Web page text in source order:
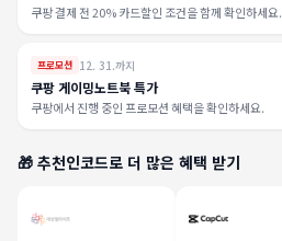
쿠팡 결제 전 20% 카드할인 조건을 함께 확인하세요.
프로모션 12. 31.까지
쿠팡 게이밍노트북 특가
쿠팡에서 진행 중인 프로모션 혜택을 확인하세요.
🎁 추천인코드로 더 많은 혜택 받기